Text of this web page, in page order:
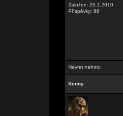
Založen: 25.1.2010
Příspěvky: 86
Návrat nahoru
Kenny